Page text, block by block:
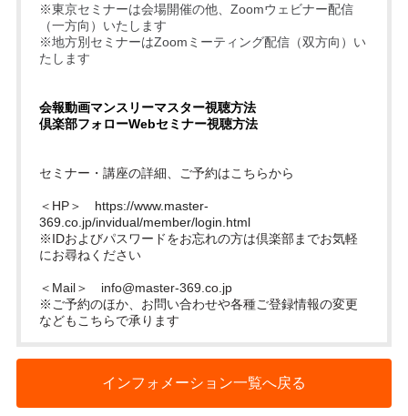
※東京セミナーは会場開催の他、Zoomウェビナー配信
（一方向）いたします
※地方別セミナーはZoomミーティング配信（双方向）い
たします
会報動画マンスリーマスター視聴方法
倶楽部フォローWebセミナー視聴方法
セミナー・講座の詳細、ご予約はこちらから
＜HP＞ https://www.master-
369.co.jp/invidual/member/login.html
※IDおよびパスワードをお忘れの方は倶楽部までお気軽
にお尋ねください
＜Mail＞ info@master-369.co.jp
※ご予約のほか、お問い合わせや各種ご登録情報の変更
などもこちらで承ります
インフォメーション一覧へ戻る